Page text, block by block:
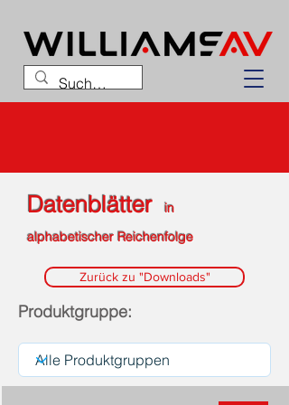
Datenblätter
in
alphabetischer Reichenfolge
Zurück zu "Downloads"
Produktgruppe: